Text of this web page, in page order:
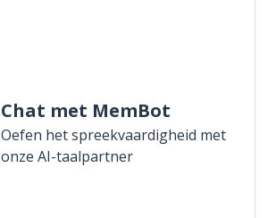
Chat met MemBot
Oefen het spreekvaardigheid met
onze AI-taalpartner